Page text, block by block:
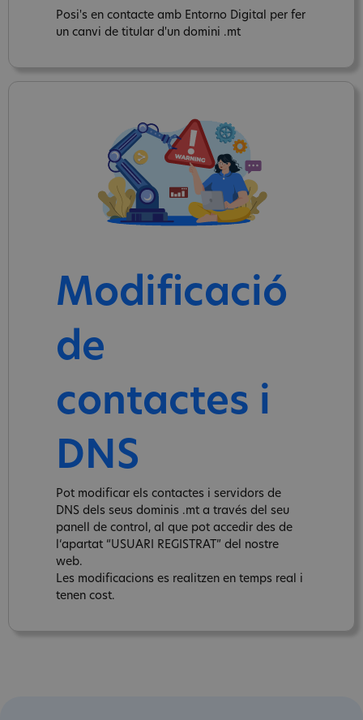
Posi's en contacte amb Entorno Digital per fer
un canvi de titular d'un domini .mt
Modificació
de
contactes i
DNS
Pot modificar els contactes i servidors de
DNS dels seus dominis .mt a través del seu
panell de control, al que pot accedir des de
l‘apartat “USUARI REGISTRAT” del nostre
web.
Les modificacions es realitzen en temps real i
tenen cost.